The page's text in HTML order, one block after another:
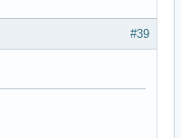
#39